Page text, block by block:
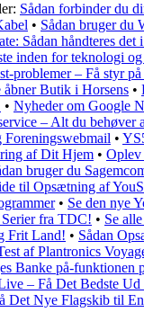
Sådan forbinder du
• Sådan bruger du
Sådan håndteres det
inden for teknologi
problemer – Få styr
åbner Butik i Horsens •
• Nyheder om Google
– Alt du behøver
Foreningswebmail •
af Dit Hjem • Oplev
bruger du
til Opsætning af
• Se den nye
fra TDC! • Se
Frit Land! • Sådan
af Plantronics
Banke på-funktionen
– Få Det Bedste
Det Nye Flagskib til